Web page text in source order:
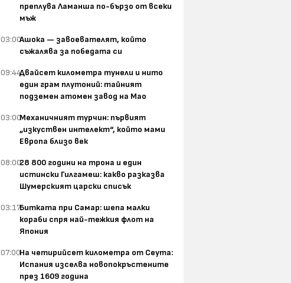
преплува Ламанша по-бързо от всеки
мъж
03:00Ашока — завоевателят, който
съжалява за победата си
09:44Двайсет километра тунели и нито
един грам плутоний: тайният
подземен атомен завод на Мао
03:00Механичният турчин: първият
„изкуствен интелект“, който мами
Европа близо век
08:0028 800 години на трона и един
истински Гилгамеш: какво разказва
Шумерският царски списък
03:17Битката при Самар: шепа малки
кораби спря най-тежкия флот на
Япония
07:00На четирийсет километра от Сеута:
Испания изселва новопокръстените
през 1609 година